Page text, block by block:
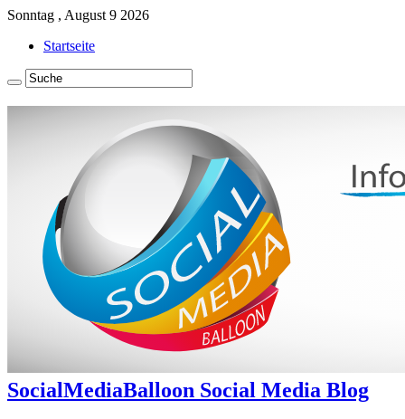
Sonntag , August 9 2026
Startseite
SocialMediaBalloon Social Media Blog